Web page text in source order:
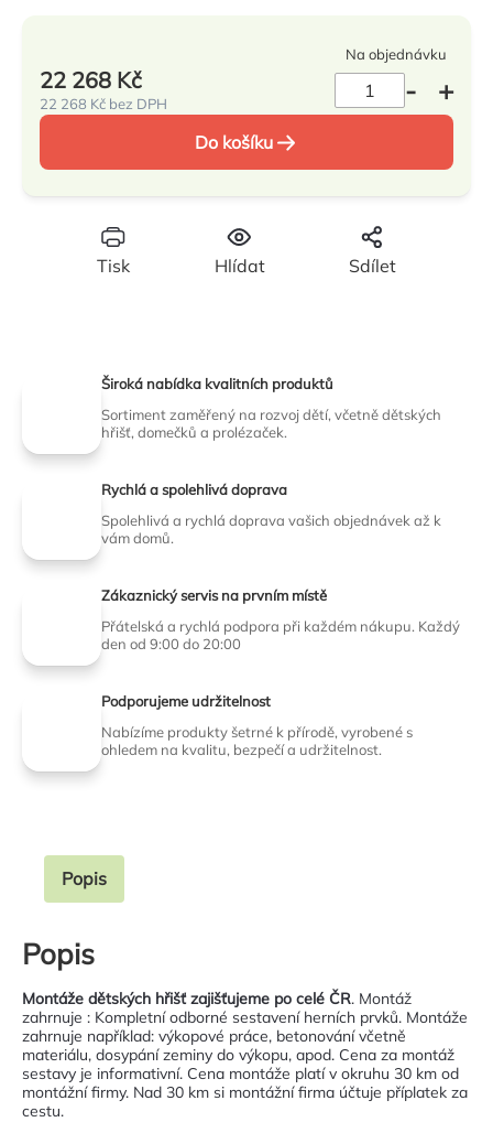
hvězdiček.
Tisk Hlídat Sdílet
Na objednávku
22 268 Kč
22 268 Kč bez DPH
Měrná
cena:
Do košíku
Široká nabídka kvalitních produktů
Sortiment zaměřený na rozvoj dětí, včetně dětských
hřišť, domečků a prolézaček.
Rychlá a spolehlivá doprava
Spolehlivá a rychlá doprava vašich objednávek až k
vám domů.
Zákaznický servis na prvním místě
Přátelská a rychlá podpora při každém nákupu. Každý
den od 9:00 do 20:00
Podporujeme udržitelnost
Nabízíme produkty šetrné k přírodě, vyrobené s
ohledem na kvalitu, bezpečí a udržitelnost.
Popis
Popis
Montáže dětských hřišť zajišťujeme po celé ČR. Montáž
zahrnuje : Kompletní odborné sestavení herních prvků. Montáže
zahrnuje například: výkopové práce, betonování včetně
materiálu, dosypání zeminy do výkopu, apod. Cena za montáž
sestavy je informativní. Cena montáže platí v okruhu 30 km od
montážní firmy. Nad 30 km si montážní firma účtuje příplatek za
cestu.